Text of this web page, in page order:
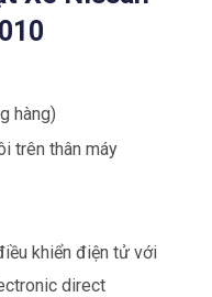
hàng)
trên thân máy
khiển điện tử với
direct